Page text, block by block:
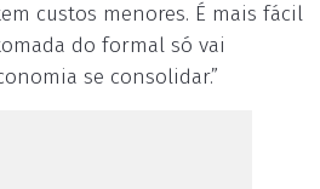
custos menores. É mais fácil
do formal só vai
se consolidar.”